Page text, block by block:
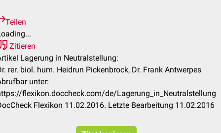
Teilen
Zitieren
Lagerung in Neutralstellung:
rer. biol. hum. Heidrun Pickenbrock, Dr. Frank Antwerpes
unter:
flexikon.doccheck.com/de/Lagerung_in_Neutralstellung
Flexikon 11.02.2016. Letzte Bearbeitung 11.02.2016